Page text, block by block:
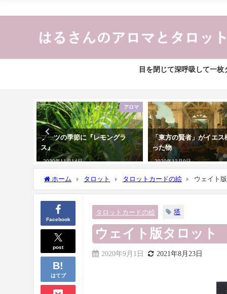
目を閉じて深呼吸して一枚
アロマ
ブーツの季節に『レモングラ
ス』
2020年11月14日
「東方の賢者」がイエス
った物
2020年12月9日
ホーム タロット タロットカードの絵 ウェイト
Facebook
post
はてブ
タロットカードの絵 塔
ウェイト版タロッ
2020年9月1日 2021年8月23日